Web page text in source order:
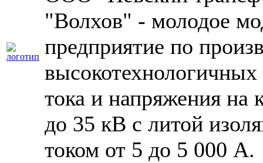
"Волхов" - молодое
предприятие по
тока и напряжения на
до 35 кВ с литой
током от 5 до 5 000 А.